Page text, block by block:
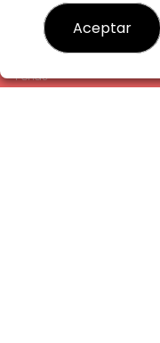
Contacto
Empresas
Peñas
Aceptar